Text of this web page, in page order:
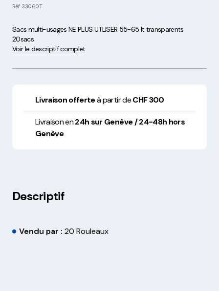
Réf 33060T
Sacs multi-usages NE PLUS UTLISER 55-65 lt transparents
20sacs
Voir le descriptif complet
Livraison offerteà partir deCHF 300
Livraison en24h sur Genève / 24-48h hors
Genève
Descriptif
Vendu par : 20 Rouleaux